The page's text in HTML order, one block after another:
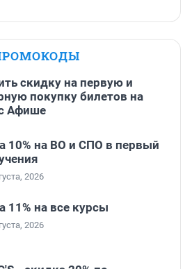
скидку на первую и
покупку билетов на
Афише
10% на ВО и СПО в первый
2026
11% на все курсы
2026